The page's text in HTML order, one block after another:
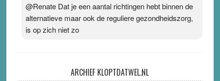
@Renate Dat je een aantal richtingen hebt binnen de
alternatieve maar ook de reguliere gezondheidszorg,
is op zich niet zo
ARCHIEF KLOPTDATWEL.NL